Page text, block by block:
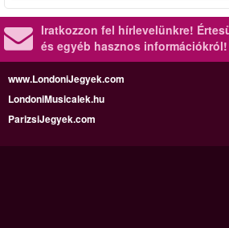
Iratkozzon fel hírlevelünkre!
és egyéb hasznos információkról!
www.LondoniJegyek.com
LondoniMusicalek.hu
ParizsiJegyek.com